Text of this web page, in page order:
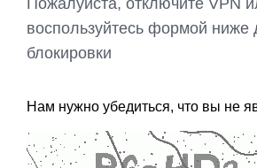
Пожалуйста, отключите VPN
воспользуйтесь формой ниже
блокировки
Нам нужно убедиться, что вы не